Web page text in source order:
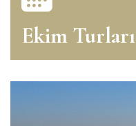
Ekim Turları